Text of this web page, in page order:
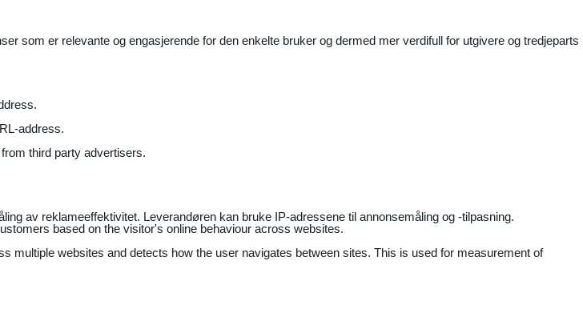
som er relevante og engasjerende for den enkelte bruker og dermed mer verdifull for utgivere og tredjeparts
address.
third party advertisers.
av reklameeffektivitet. Leverandøren kan bruke IP-adressene til annonsemåling og -tilpasning.
based on the visitor's online behaviour across websites.
multiple websites and detects how the user navigates between sites. This is used for measurement of